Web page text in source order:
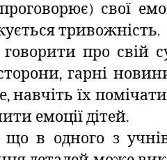
свої
тривожність.
про свій
гарні
навчіть їх
емоції дітей.
в одного з